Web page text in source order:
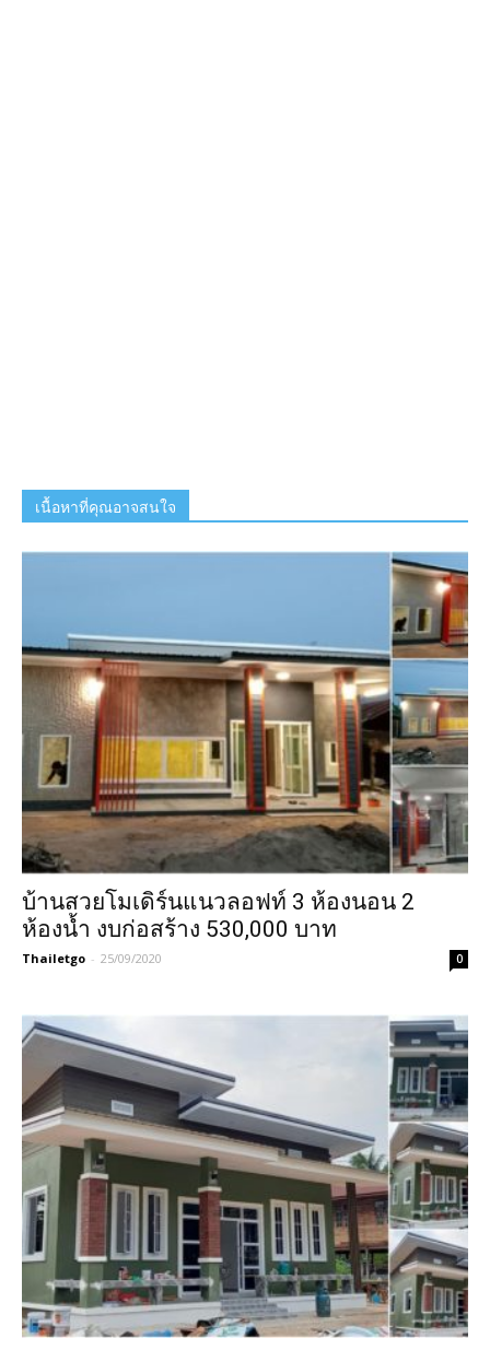
เนื้อหาที่คุณอาจสนใจ
บ้านสวยโมเดิร์นแนวลอฟท์ 3 ห้องนอน 2
ห้องน้ำ งบก่อสร้าง 530,000 บาท
Thailetgo - 25/09/2020 0